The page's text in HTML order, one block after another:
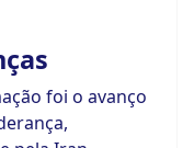
foi o avanço